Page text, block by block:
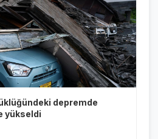
depremde
yükseldi